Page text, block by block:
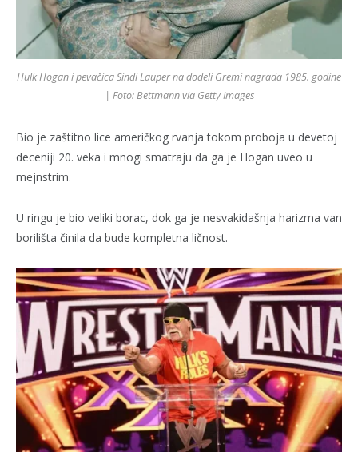
Hulk Hogan i pevačica Sindi Lauper na dodeli Gremi nagrada 1985. godine
| Foto: Bettmann via Getty Images
Bio je zaštitno lice američkog rvanja tokom proboja u devetoj
deceniji 20. veka i mnogi smatraju da ga je Hogan uveo u
mejnstrim.
U ringu je bio veliki borac, dok ga je nesvakidašnja harizma van
borilišta činila da bude kompletna ličnost.